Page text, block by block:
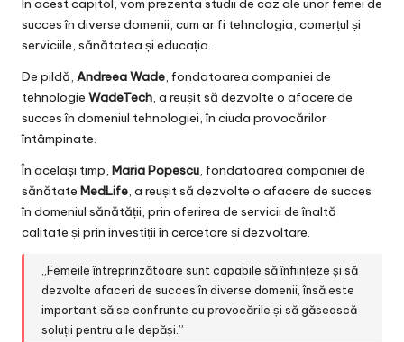
În acest capitol, vom prezenta studii de caz ale unor femei de
succes în diverse domenii, cum ar fi tehnologia, comerțul și
serviciile, sănătatea și educația.
De pildă, Andreea Wade, fondatoarea companiei de
tehnologie WadeTech, a reușit să dezvolte o afacere de
succes în domeniul tehnologiei, în ciuda provocărilor
întâmpinate.
În același timp, Maria Popescu, fondatoarea companiei de
sănătate MedLife, a reușit să dezvolte o afacere de succes
în domeniul sănătății, prin oferirea de servicii de înaltă
calitate și prin investiții în cercetare și dezvoltare.
„Femeile întreprinzătoare sunt capabile să înființeze și să
dezvolte afaceri de succes în diverse domenii, însă este
important să se confrunte cu provocările și să găsească
soluții pentru a le depăși.”